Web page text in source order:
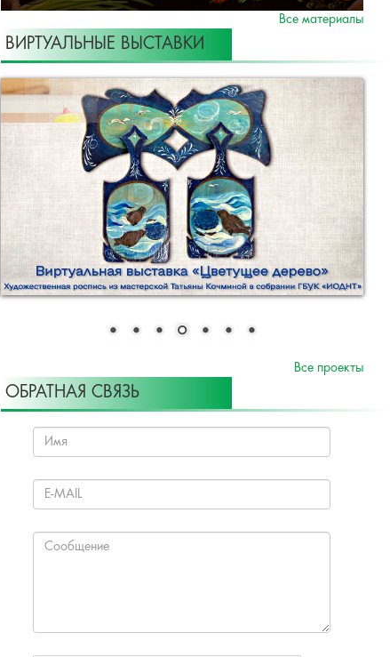
Все материалы
ВИРТУАЛЬНЫЕ ВЫСТАВКИ
Все проекты
ОБРАТНАЯ СВЯЗЬ